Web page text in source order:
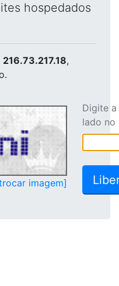
hospedados
216.73.217.18,
imagem]
Digite
lado no